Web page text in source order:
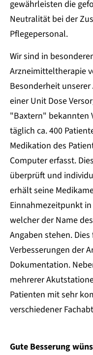
gewährleisten die
Neutralität bei der
Pflegepersonal.
Wir sind in
Arzneimitteltherapie
Besonderheit
einer Unit Dose
"Baxtern" bekannten
täglich ca. 400
Medikation des
Computer erfasst.
überprüft und
erhält seine
Einnahmezeitpunkt
welcher der Name
Angaben stehen.
Verbesserungen der
Dokumentation.
mehrerer
Patienten mit sehr
verschiedener
Gute Besserung